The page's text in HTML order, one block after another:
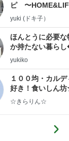
ピ 〜
yuki (ドキ子）
ほんとうに必要な
か持たない暮ら
ep Life Simple◆
ンテリアのきろく
yukiko
１００均・カルデ
好き！食いしん
らりん☆のブログ
☆きらりん☆